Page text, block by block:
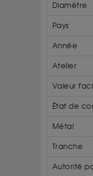
Diamètre
Pays
Année
Atelier
Valeur
État de
Métal
Tranche
Autorité